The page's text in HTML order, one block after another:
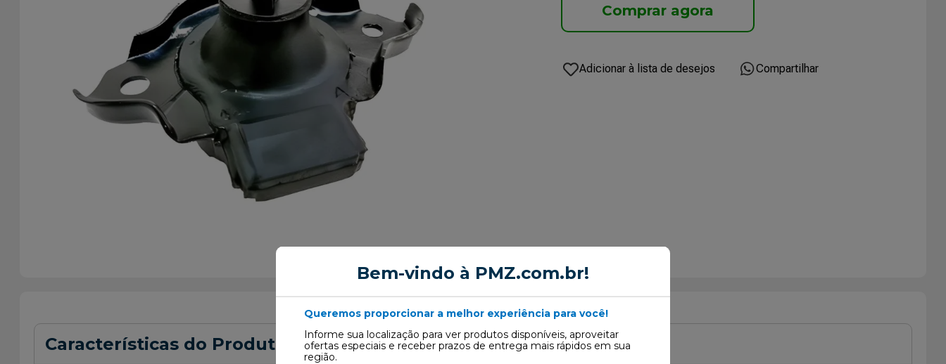
Bem-vindo à PMZ.com.br!
Queremos proporcionar a melhor experiência para você!
Informe sua localização para ver produtos disponíveis, aproveitar
ofertas especiais e receber prazos de entrega mais rápidos em sua
região.
Compartilhar
Características do Produto